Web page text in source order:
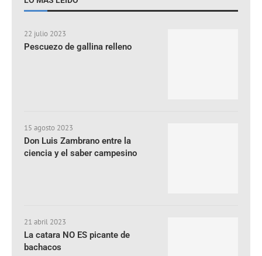
22 julio 2023
Pescuezo de gallina relleno
15 agosto 2023
Don Luis Zambrano entre la
ciencia y el saber campesino
21 abril 2023
La catara NO ES picante de
bachacos